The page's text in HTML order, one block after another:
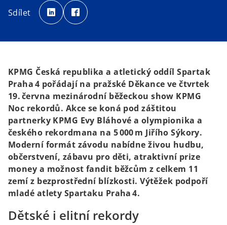
Sdílet p
e
n
t
a
b
p
e
t
a
b
KPMG Česká republika a atletický oddíl Spartak
Praha 4 pořádají na pražské Děkance ve čtvrtek
19. června mezinárodní běžeckou show KPMG
Noc rekordů. Akce se koná pod záštitou
partnerky KPMG Evy Bláhové a olympionika a
českého rekordmana na 5 000 m Jiřího Sýkory.
Moderní formát závodu nabídne živou hudbu,
občerstvení, zábavu pro děti, atraktivní prize
money a možnost fandit běžcům z celkem 11
zemí z bezprostřední blízkosti. Výtěžek podpoří
mladé atlety Spartaku Praha 4.
Dětské i elitní rekordy